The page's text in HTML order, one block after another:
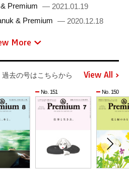
Premium — 2021.01.19
& Premium — 2020.12.18
More
過去の号はこちらから View All
No. 151 No. 150